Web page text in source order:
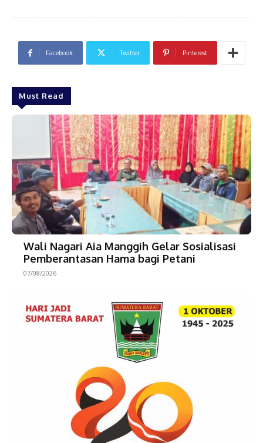
Facebook Twitter Pinterest
Must Read
Wali Nagari Aia Manggih Gelar Sosialisasi
Pemberantasan Hama bagi Petani
07/08/2026